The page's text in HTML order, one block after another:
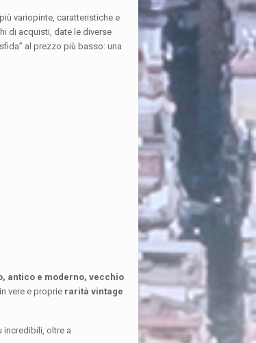
variopinte, caratteristiche e
di acquisti, date le diverse
al prezzo più basso: una
antico e moderno, vecchio
vere e proprie rarità vintage
incredibili, oltre a